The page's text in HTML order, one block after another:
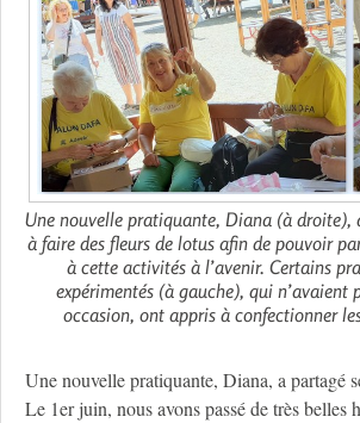
Une nouvelle pratiquante, Diana (à droite),
à faire des fleurs de lotus afin de pouvoir
à cette activités à l’avenir. Certains
expérimentés (à gauche), qui n’avaient
occasion, ont appris à confectionner
Une nouvelle pratiquante, Diana, a partagé
Le 1er juin, nous avons passé de très belles